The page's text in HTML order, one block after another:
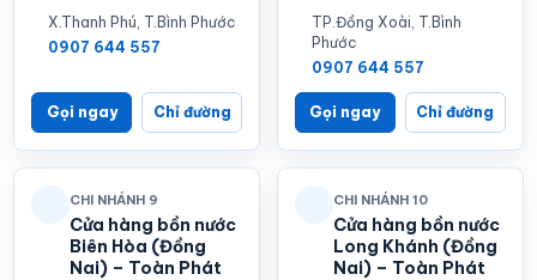
X.Thanh Phú, T.Bình Phước
0907 644 557
Gọi ngay Chỉ đường
TP.Đồng Xoài, T.Bình
Phước
0907 644 557
Gọi ngay Chỉ đường
CHI NHÁNH 9
Cửa hàng bồn nước
Biên Hòa (Đồng
Nai) – Toàn Phát
CHI NHÁNH 10
Cửa hàng bồn nước
Long Khánh (Đồng
Nai) – Toàn Phát